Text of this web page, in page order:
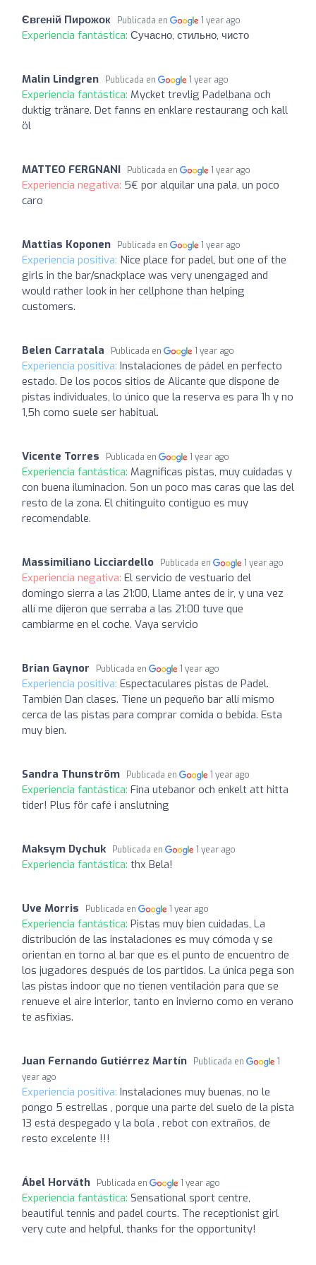
Євгеній Пирожок Publicada en 1 year ago
Experiencia fantástica: Сучасно, стильно, чисто
Malin Lindgren Publicada en 1 year ago
Experiencia fantástica: Mycket trevlig Padelbana och
duktig tränare. Det fanns en enklare restaurang och kall
öl
MATTEO FERGNANI Publicada en 1 year ago
Experiencia negativa: 5€ por alquilar una pala, un poco
caro
Mattias Koponen Publicada en 1 year ago
Experiencia positiva: Nice place for padel, but one of the
girls in the bar/snackplace was very unengaged and
would rather look in her cellphone than helping
customers.
Belen Carratala Publicada en 1 year ago
Experiencia positiva: Instalaciones de pádel en perfecto
estado. De los pocos sitios de Alicante que dispone de
pistas individuales, lo único que la reserva es para 1h y no
1,5h como suele ser habitual.
Vicente Torres Publicada en 1 year ago
Experiencia fantástica: Magnificas pistas, muy cuidadas y
con buena iluminacion. Son un poco mas caras que las del
resto de la zona. El chitinguito contiguo es muy
recomendable.
Massimiliano Licciardello Publicada en 1 year ago
Experiencia negativa: El servicio de vestuario del
domingo sierra a las 21:00, Llame antes de ir, y una vez
allí me dijeron que serraba a las 21:00 tuve que
cambiarme en el coche. Vaya servicio
Brian Gaynor Publicada en 1 year ago
Experiencia positiva: Espectaculares pistas de Padel.
También Dan clases. Tiene un pequeño bar allí mismo
cerca de las pistas para comprar comida o bebida. Esta
muy bien.
Sandra Thunström Publicada en 1 year ago
Experiencia fantástica: Fina utebanor och enkelt att hitta
tider! Plus för café i anslutning
Maksym Dychuk Publicada en 1 year ago
Experiencia fantástica: thx Bela!
Uve Morris Publicada en 1 year ago
Experiencia fantástica: Pistas muy bien cuidadas, La
distribución de las instalaciones es muy cómoda y se
orientan en torno al bar que es el punto de encuentro de
los jugadores después de los partidos. La única pega son
las pistas indoor que no tienen ventilación para que se
renueve el aire interior, tanto en invierno como en verano
te asfixias.
Juan Fernando Gutiérrez Martín Publicada en
1
year ago
Experiencia positiva: Instalaciones muy buenas, no le
pongo 5 estrellas , porque una parte del suelo de la pista
13 está despegado y la bola , rebot con extraños, de
resto excelente !!!
Ábel Horváth Publicada en 1 year ago
Experiencia fantástica: Sensational sport centre,
beautiful tennis and padel courts. The receptionist girl
very cute and helpful, thanks for the opportunity!